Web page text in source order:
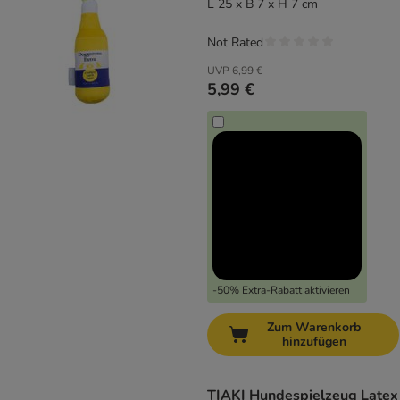
L 25 x B 7 x H 7 cm
UVP 6,99 €
5,99 €
-50% Extra-Rabatt aktivieren
Not Rated
Zum Warenkorb
hinzufügen
TIAKI Hundespielzeug Latex